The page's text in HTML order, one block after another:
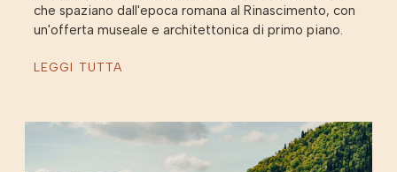
che spaziano dall'epoca romana al Rinascimento, con
un'offerta museale e architettonica di primo piano.
LEGGI TUTTA